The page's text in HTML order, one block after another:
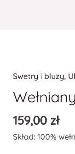
Swetry i bluzy,
159,00 zł
Skład: 100%